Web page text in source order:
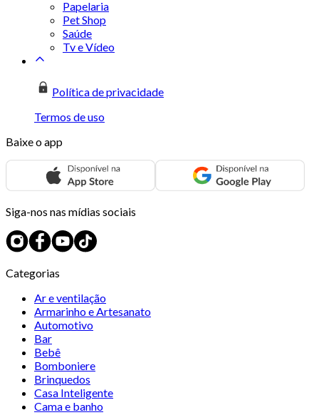
Papelaria
Pet Shop
Saúde
Tv e Vídeo
Política de privacidade
Termos de uso
Baixe o app
Siga-nos nas mídias sociais
Categorias
Ar e ventilação
Armarinho e Artesanato
Automotivo
Bar
Bebê
Bomboniere
Brinquedos
Casa Inteligente
Cama e banho